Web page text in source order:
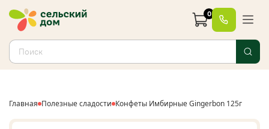
0
Главная Полезные сладости Конфеты Имбирные Gingerbon 125г